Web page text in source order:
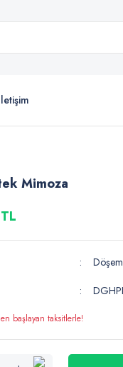
Mimoza
başlayan taksitlerle!